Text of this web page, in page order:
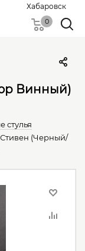
Хабаровск
0
Винный)
cтулья
Стивен (Черный/